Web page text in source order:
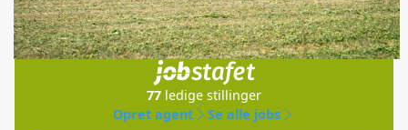
Jobs
i samarbejde med
77 ledige stillinger
Opret agent
Se alle jobs